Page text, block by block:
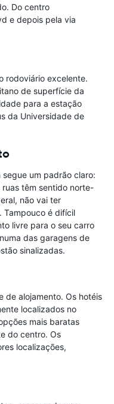
Do centro
e depois pela via
rodoviário excelente.
de superfície da
para a estação
da Universidade de
um padrão claro:
têm sentido norte-
não vai ter
Tampouco é difícil
livre para o seu carro
das garagens de
sinalizadas.
de alojamento. Os hotéis
localizados no
mais baratas
do centro. Os
localizações,